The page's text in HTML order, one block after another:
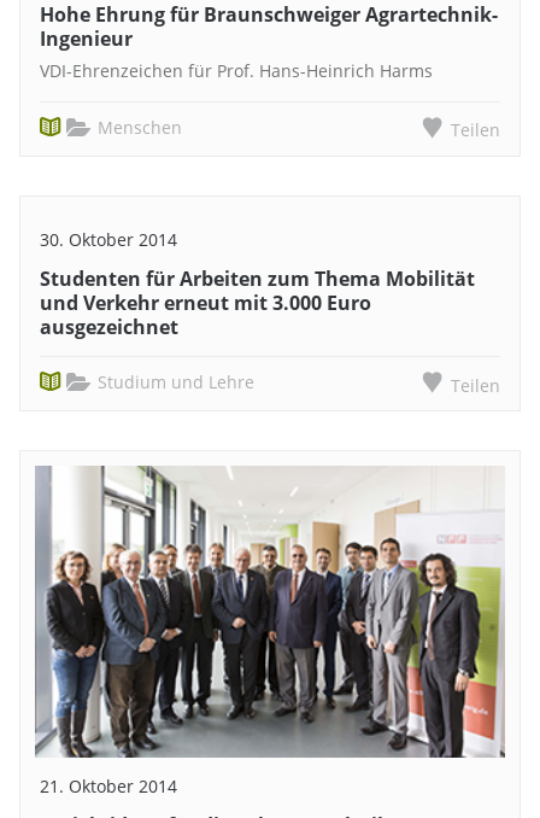
Hohe Ehrung für Braunschweiger Agrartechnik-
Ingenieur
VDI-Ehrenzeichen für Prof. Hans-Heinrich Harms
Menschen Teilen
30. Oktober 2014
Studenten für Arbeiten zum Thema Mobilität
und Verkehr erneut mit 3.000 Euro
ausgezeichnet
Studium und Lehre Teilen
21. Oktober 2014